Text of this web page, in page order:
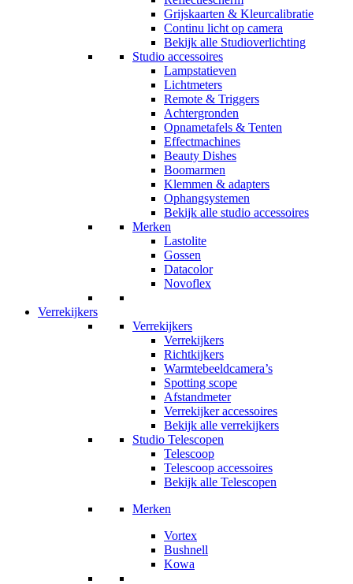
Grijskaarten & Kleurcalibratie
Continu licht op camera
Bekijk alle Studioverlichting
Studio accessoires
Lampstatieven
Lichtmeters
Remote & Triggers
Achtergronden
Opnametafels & Tenten
Effectmachines
Beauty Dishes
Boomarmen
Klemmen & adapters
Ophangsystemen
Bekijk alle studio accessoires
Merken
Lastolite
Gossen
Datacolor
Novoflex
Verrekijkers
Verrekijkers
Verrekijkers
Richtkijkers
Warmtebeeldcamera’s
Spotting scope
Afstandmeter
Verrekijker accessoires
Bekijk alle verrekijkers
Studio Telescopen
Telescoop
Telescoop accessoires
Bekijk alle Telescopen
Merken
Vortex
Bushnell
Kowa